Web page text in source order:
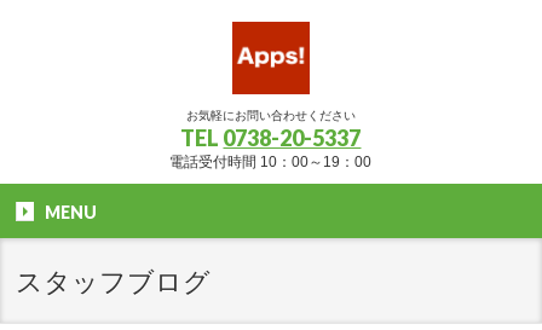
お気軽にお問い合わせください
TEL 0738-20-5337
電話受付時間 10：00～19：00
MENU
スタッフブログ